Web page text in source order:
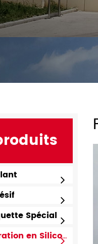
Spécial
en Silicone